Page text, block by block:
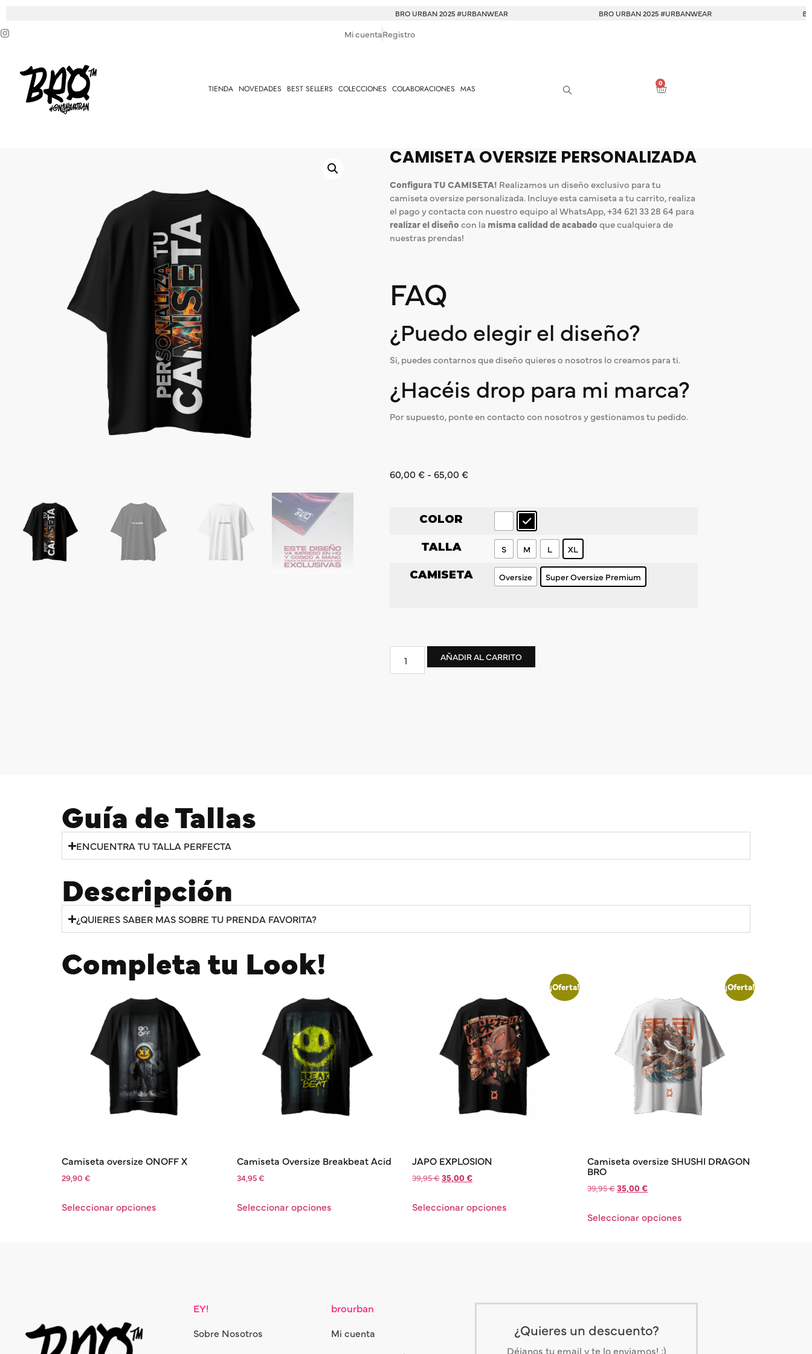
BRO URBAN 2025 #URBANWEAR BRO URBAN 2025 #URBANWEAR BRO URBAN
Mi cuentaRegistro
TIENDA NOVEDADES BEST SELLERS COLECCIONES COLABORACIONES MAS
0
CAMISETA OVERSIZE PERSONALIZADA
Configura TU CAMISETA! Realizamos un diseño exclusivo para tu
camiseta oversize personalizada. Incluye esta camiseta a tu carrito, realiza
el pago y contacta con nuestro equipo al WhatsApp, +34 621 33 28 64 para
realizar el diseñocon la misma calidad de acabadoque cualquiera de
nuestras prendas!
FAQ
¿Puedo elegir el diseño?
Si, puedes contarnos que diseño quieres o nosotros lo creamos para ti.
¿Hacéis drop para mi marca?
Por supuesto, ponte en contacto con nosotros y gestionamos tu pedido.
60,00€ - 65,00€
COLOR
TALLA S M L XL
CAMISETA Oversize Super Oversize Premium
AÑADIR AL CARRITO
Guía de Tallas
ENCUENTRA TU TALLA PERFECTA
Descripción
¿QUIERES SABER MAS SOBRE TU PRENDA FAVORITA?
Completa tu Look!
Camiseta oversize ONOFF X
29,90 €
Seleccionar opciones
Camiseta Oversize Breakbeat Acid
34,95€
Seleccionar opciones
¡Oferta!
JAPO EXPLOSION
39,95€35,00€
Seleccionar opciones
¡Oferta!
Camiseta oversize SHUSHI DRAGON
BRO
39,95€35,00€
Seleccionar opciones
EY!
Sobre Nosotros
brourban
Mi cuenta
¿Quieres un descuento?
Déjanos tu email y te lo enviamos! ;)